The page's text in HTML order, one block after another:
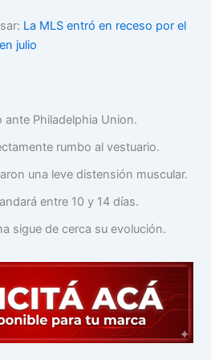
La MLS entró en receso por el
julio
ante Philadelphia Union.
rumbo al vestuario.
una leve distensión muscular.
entre 10 y 14 días.
sigue de cerca su evolución.